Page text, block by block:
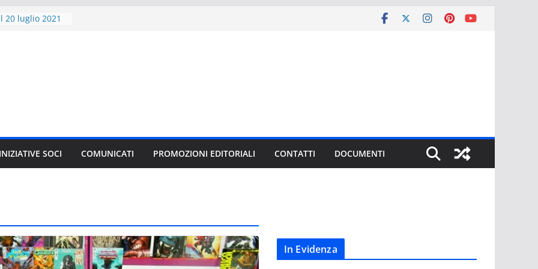
20 luglio 2021
20 anni
per
2021
E GLI
il nuovo
Rowling in
INIZIATIVE SOCI COMUNICATI PROMOZIONI EDITORIALI CONTATTI DOCUMENTI
In Evidenza